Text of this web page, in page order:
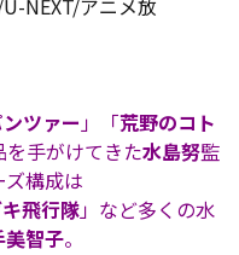
NEXT/アニメ放
ツァー」「荒野のコト
手がけてきた水島努監
構成は
飛行隊」など多くの水
美智子。